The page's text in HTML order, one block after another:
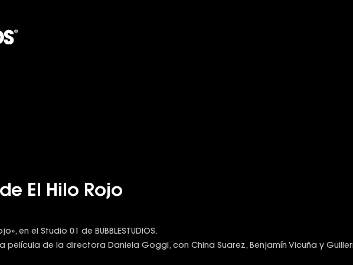
El Hilo Rojo
en el Studio 01 de BUBBLESTUDIOS.
película de la directora Daniela Goggi, con China Suarez, Benjamín Vicuña y